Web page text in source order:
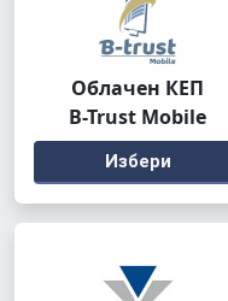
Облачен КЕП
B-Trust Mobile
Избери